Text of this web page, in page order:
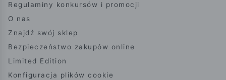
Regulaminy konkursów i promocji
O nas
Znajdź swój sklep
Bezpieczeństwo zakupów online
Limited Edition
Konfiguracja plików cookie